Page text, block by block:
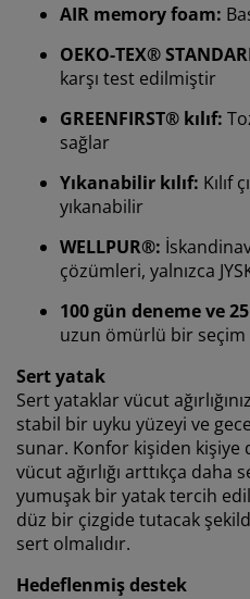
AIR memory foam:
OEKO-TEX®
karşı test edilmiştir
GREENFIRST® kılıf:
sağlar
Yıkanabilir kılıf: Kılıf
yıkanabilir
WELLPUR®:
çözümleri, yalnızca
100 gün deneme ve
uzun ömürlü bir seçim
Sert yatak
Sert yataklar vücut
stabil bir uyku yüzeyi ve
sunar. Konfor kişiden kişiye
vücut ağırlığı arttıkça daha
yumuşak bir yatak tercih
düz bir çizgide tutacak
sert olmalıdır.
Hedeflenmiş destek
Deneyiminizi
Deneyiminizi kişiselleştiriyoruz
sitemizi ziyaret ettiğinizde size
için çerezler ve mobil
Çerezler, işlevselliği,
sağlamak için hakkınızda bilgi
Pazarlama çerezlerini kabul
ortaklarımızla (ör. Google, Meta
“Değiştir” seçeneğinden
bilgi edinebilir ve çerez
geri çekebilirsiniz. “Tümünü
tıklayarak, üç amaca da onay
verilerin toplanması ve
hakkında daha fazla bilgi